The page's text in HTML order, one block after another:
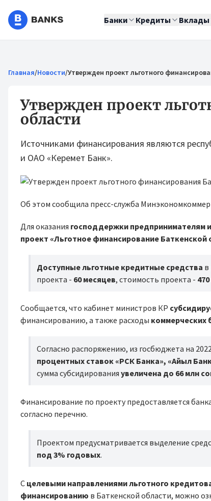
Банки Кредиты Вклады
Главная/Новости/Утвержден проект льготного
Утвержден проект
области
Источниками финансирования являются
и ОАО «Керемет Банк».
Об этом сообщила пресс-служба
Для оказания господдержки предпринимателям
проект «Льготное финансирование Баткенской
Доступные льготные кредитные средства в
проекта - 60 месяцев, стоимость проекта -
Сообщается, что кабинет министров КР
финансированию, а также расходы коммерческих
Согласно распоряжению, из госбюджета на
процентных ставок «РСК Банка», «Айыл
сумма субсидирования увеличена до 66 млн
Финансирование по проекту предоставляется
согласно перечню.
Проектом предусматривается выделение
под 3% годовых.
С целевыми направлениями льготного
финансированию в Баткенской области, можно